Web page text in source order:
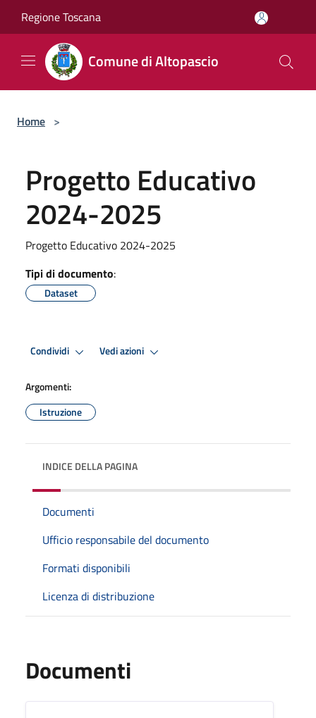
Regione Toscana
Comune di Altopascio
Home >
Progetto Educativo
2024-2025
Progetto Educativo 2024-2025
Tipi di documento:
Dataset
Condividi Vedi azioni
Argomenti:
Istruzione
INDICE DELLA PAGINA
Documenti
Ufficio responsabile del documento
Formati disponibili
Licenza di distribuzione
Documenti